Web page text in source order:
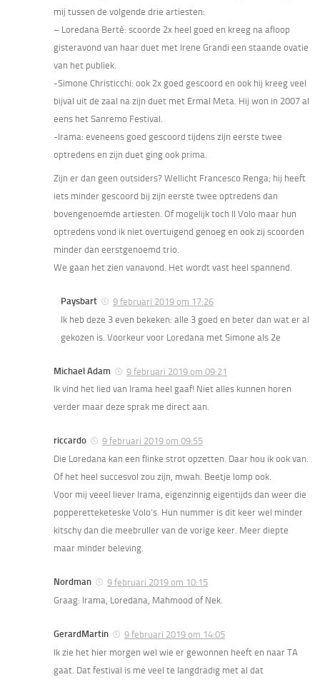
mij tussen de volgende drie artiesten:
– Loredana Bertè: scoorde 2x heel goed en kreeg na afloop
gisteravond van haar duet met Irene Grandi een staande ovatie
van het publiek.
-Simone Christicchi: ook 2x goed gescoord en ook hij kreeg veel
bijval uit de zaal na zijn duet met Ermal Meta. Hij won in 2007 al
eens het Sanremo Festival.
-Irama: eveneens goed gescoord tijdens zijn eerste twee
optredens en zijn duet ging ook prima.
Zijn er dan geen outsiders? Wellicht Francesco Renga; hij heeft
iets minder gescoord bij zijn eerste twee optredens dan
bovengenoemde artiesten. Of mogelijk toch Il Volo maar hun
optredens vond ik niet overtuigend genoeg en ook zij scoorden
minder dan eerstgenoemd trio.
We gaan het zien vanavond. Het wordt vast heel spannend.
Paysbart
9 februari 2019 om 17:26
Ik heb deze 3 even bekeken: alle 3 goed en beter dan wat er al
gekozen is. Voorkeur voor Loredana met Simone als 2e
Michael Adam
9 februari 2019 om 09:21
Ik vind het lied van Irama heel gaaf! Niet alles kunnen horen
verder maar deze sprak me direct aan.
riccardo
9 februari 2019 om 09:55
Die Loredana kan een flinke strot opzetten. Daar hou ik ook van.
Of het heel succesvol zou zijn, mwah. Beetje lomp ook.
Voor mij veeel liever Irama, eigenzinnig eigentijds dan weer die
popperetteketeske Volo’s. Hun nummer is dit keer wel minder
kitschy dan die meebruller van de vorige keer. Meer diepte
maar minder beleving.
Nordman
9 februari 2019 om 10:15
Graag: Irama, Loredana, Mahmood of Nek.
GerardMartin
9 februari 2019 om 14:05
Ik zie het hier morgen wel wie er gewonnen heeft en naar TA
gaat. Dat festival is me veel te langdradig met al dat